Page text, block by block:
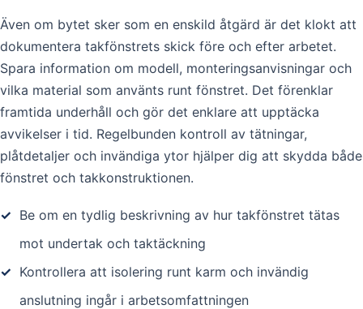
Även om bytet sker som en enskild åtgärd är det klokt att
dokumentera takfönstrets skick före och efter arbetet.
Spara information om modell, monteringsanvisningar och
vilka material som använts runt fönstret. Det förenklar
framtida underhåll och gör det enklare att upptäcka
avvikelser i tid. Regelbunden kontroll av tätningar,
plåtdetaljer och invändiga ytor hjälper dig att skydda både
fönstret och takkonstruktionen.
✓ Be om en tydlig beskrivning av hur takfönstret tätas
mot undertak och taktäckning
✓ Kontrollera att isolering runt karm och invändig
anslutning ingår i arbetsomfattningen